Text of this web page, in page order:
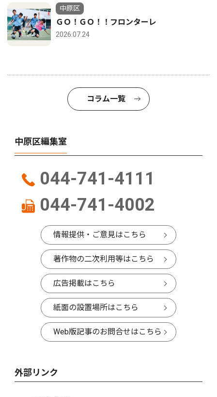
中原区
ＧＯ！ＧＯ！！フロンターレ
2026.07.24
コラム一覧
中原区編集室
044-741-4111
044-741-4002
情報提供・ご意見はこちら
著作物の二次利用等はこちら
広告掲載はこちら
紙面の設置場所はこちら
Web版記事のお問合せはこちら
外部リンク